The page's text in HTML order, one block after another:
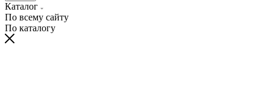
Каталог
По всему сайту
По каталогу